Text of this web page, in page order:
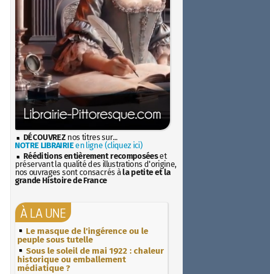
DÉCOUVREZ nos titres sur...
NOTRE LIBRAIRIEen ligne (cliquez ici)
Rééditions entièrement recomposéeset
préservant la qualité des illustrations d'origine,
nos ouvrages sont consacrés à la petite et la
grande Histoire de France
À LA UNE
Le masque de l'ingérence ou le
peuple sous tutelle
Sous le soleil de mai 1922 : chaleur
historique ou emballement
médiatique ?